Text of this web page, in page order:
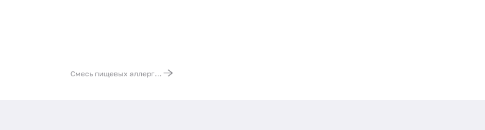
Смесь пищевых аллергенов fx16 (ImmunoCAP), IgE: земляника, груша, лимон, ананас